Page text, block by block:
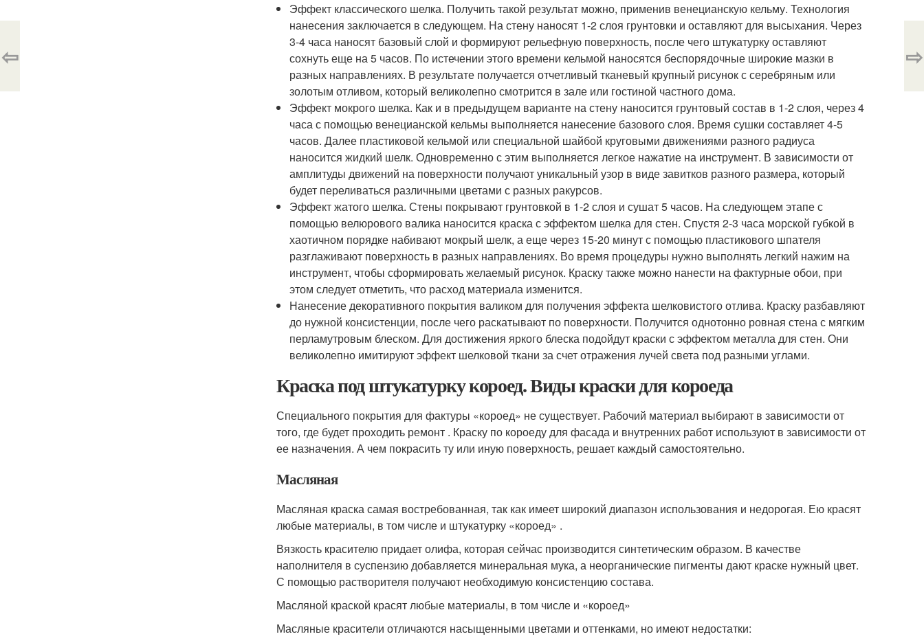
Эффект классического шелка. Получить такой результат можно, применив венецианскую кельму. Технология
нанесения заключается в следующем. На стену наносят 1-2 слоя грунтовки и оставляют для высыхания. Через
3-4 часа наносят базовый слой и формируют рельефную поверхность, после чего штукатурку оставляют
сохнуть еще на 5 часов. По истечении этого времени кельмой наносятся беспорядочные широкие мазки в
разных направлениях. В результате получается отчетливый тканевый крупный рисунок с серебряным или
золотым отливом, который великолепно смотрится в зале или гостиной частного дома.
Эффект мокрого шелка. Как и в предыдущем варианте на стену наносится грунтовый состав в 1-2 слоя, через 4
часа с помощью венецианской кельмы выполняется нанесение базового слоя. Время сушки составляет 4-5
часов. Далее пластиковой кельмой или специальной шайбой круговыми движениями разного радиуса
наносится жидкий шелк. Одновременно с этим выполняется легкое нажатие на инструмент. В зависимости от
амплитуды движений на поверхности получают уникальный узор в виде завитков разного размера, который
будет переливаться различными цветами с разных ракурсов.
Эффект жатого шелка. Стены покрывают грунтовкой в 1-2 слоя и сушат 5 часов. На следующем этапе с
помощью велюрового валика наносится краска с эффектом шелка для стен. Спустя 2-3 часа морской губкой в
хаотичном порядке набивают мокрый шелк, а еще через 15-20 минут с помощью пластикового шпателя
разглаживают поверхность в разных направлениях. Во время процедуры нужно выполнять легкий нажим на
инструмент, чтобы сформировать желаемый рисунок. Краску также можно нанести на фактурные обои, при
этом следует отметить, что расход материала изменится.
Нанесение декоративного покрытия валиком для получения эффекта шелковистого отлива. Краску разбавляют
до нужной консистенции, после чего раскатывают по поверхности. Получится однотонно ровная стена с мягким
перламутровым блеском. Для достижения яркого блеска подойдут краски с эффектом металла для стен. Они
великолепно имитируют эффект шелковой ткани за счет отражения лучей света под разными углами.
Краска под штукатурку короед. Виды краски для короеда
Специального покрытия для фактуры «короед» не существует. Рабочий материал выбирают в зависимости от
того, где будет проходить ремонт . Краску по короеду для фасада и внутренних работ используют в зависимости от
ее назначения. А чем покрасить ту или иную поверхность, решает каждый самостоятельно.
Масляная
Масляная краска самая востребованная, так как имеет широкий диапазон использования и недорогая. Ею красят
любые материалы, в том числе и штукатурку «короед» .
Вязкость красителю придает олифа, которая сейчас производится синтетическим образом. В качестве
наполнителя в суспензию добавляется минеральная мука, а неорганические пигменты дают краске нужный цвет.
С помощью растворителя получают необходимую консистенцию состава.
Масляной краской красят любые материалы, в том числе и «короед»
Масляные красители отличаются насыщенными цветами и оттенками, но имеют недостатки:
⇦ ⇨